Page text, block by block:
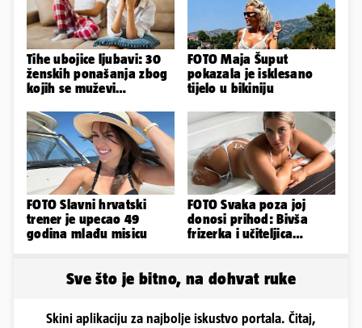
Tihe ubojice ljubavi: 30
ženskih ponašanja zbog
kojih se muževi
FOTO Maja Šuput
pokazala je isklesano
tijelo u bikiniju
FOTO Slavni hrvatski
trener je upecao 49
godina mlađu misicu
FOTO Svaka poza joj
donosi prihod: Bivša
frizerka i učiteljica
Sve što je bitno, na dohvat ruke
Skini aplikaciju za najbolje iskustvo portala. Čitaj,